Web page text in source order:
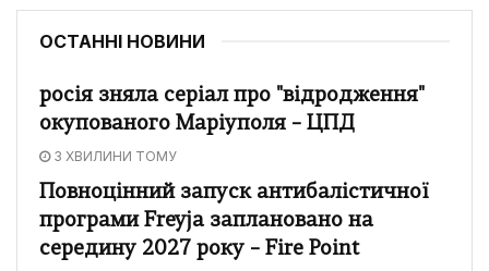
ОСТАННІ НОВИНИ
росія зняла серіал про "відродження"
окупованого Маріуполя – ЦПД
3 ХВИЛИНИ ТОМУ
Повноцінний запуск антибалістичної
програми Freyja заплановано на
середину 2027 року – Fire Point